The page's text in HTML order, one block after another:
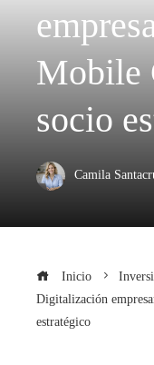
Mobile
socio
Camila
Inicio
Digitalización
estratégico